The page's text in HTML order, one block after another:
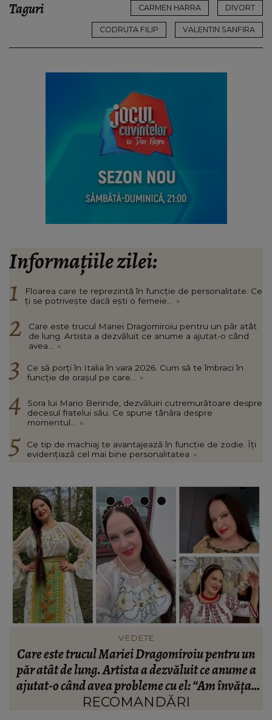
Taguri CARMEN HARRA DIVORT
CODRUTA FILIP VALENTIN SANFIRA
Informațiile zilei:
Floarea care te reprezintă în funcție de personalitate. Ce
ți se potrivește dacă ești o femeie...
»
Care este trucul Mariei Dragomiroiu pentru un păr atât
de lung. Artista a dezvăluit ce anume a ajutat-o când
avea...
»
Ce să porți în Italia în vara 2026. Cum să te îmbraci în
funcție de orașul pe care...
»
Sora lui Mario Berinde, dezvăluiri cutremurătoare despre
decesul fratelui său. Ce spune tânăra despre
momentul...
»
Ce tip de machiaj te avantajează în funcție de zodie. Îți
evidențiază cel mai bine personalitatea »
FASHION
Ce să porți în Italia în vara 2026. Cum să te
îmbraci în funcție de orașul pe care îl vizitezi
RECOMANDĂRI